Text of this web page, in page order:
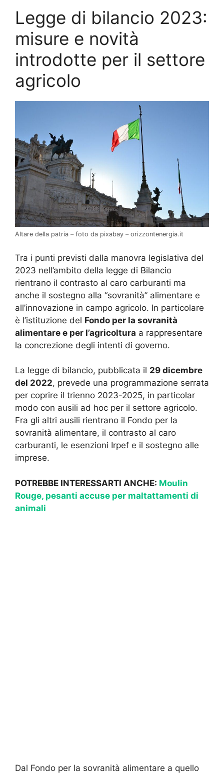
Legge di bilancio 2023:
misure e novità
introdotte per il settore
agricolo
Altare della patria – foto da pixabay – orizzontenergia.it
Tra i punti previsti dalla manovra legislativa del
2023 nell’ambito della legge di Bilancio
rientrano il contrasto al caro carburanti ma
anche il sostegno alla “sovranità” alimentare e
all’innovazione in campo agricolo. In particolare
è l’istituzione del Fondo per la sovranità
alimentare e per l’agricoltura a rappresentare
la concrezione degli intenti di governo.
La legge di bilancio, pubblicata il 29 dicembre
del 2022, prevede una programmazione serrata
per coprire il trienno 2023-2025, in particolar
modo con ausili ad hoc per il settore agricolo.
Fra gli altri ausili rientrano il Fondo per la
sovranità alimentare, il contrasto al caro
carburanti, le esenzioni Irpef e il sostegno alle
imprese.
POTREBBE INTERESSARTI ANCHE: Moulin
Rouge, pesanti accuse per maltattamenti di
animali
Dal Fondo per la sovranità alimentare a quello